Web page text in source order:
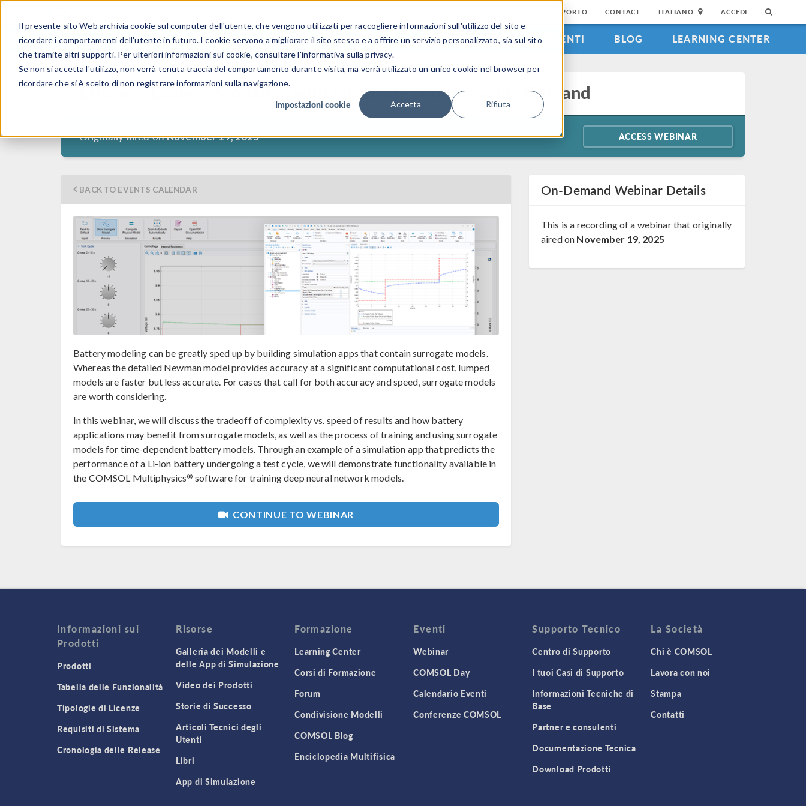
Il presente sito Web archivia cookie sul computer dell'utente, che vengono utilizzati per raccogliere informazioni sull'utilizzo del sito e
ricordare i comportamenti dell'utente in futuro. I cookie servono a migliorare il sito stesso e a offrire un servizio personalizzato, sia sul sito
che tramite altri supporti. Per ulteriori informazioni sui cookie, consultare l'informativa sulla privacy.
Se non si accetta l'utilizzo, non verrà tenuta traccia del comportamento durante visita, ma verrà utilizzato un unico cookie nel browser per
ricordare che si è scelto di non registrare informazioni sulla navigazione.
Impostazioni cookie Accetta Rifiuta
CENTRO DI SUPPORTO CONTACT ITALIANO ACCEDI
PRODOTTI SETTORI INDUSTRIALI GALLERIA DEI VIDEO EVENTI BLOG LEARNING CENTER
Efficient Battery Modeling with Surrogate Models — On Demand
Originally aired onNovember 19, 2025 ACCESS WEBINAR
BACK TO EVENTS CALENDAR
Battery modeling can be greatly sped up by building simulation apps that contain surrogate models.
Whereas the detailed Newman model provides accuracy at a significant computational cost, lumped
models are faster but less accurate. For cases that call for both accuracy and speed, surrogate models
are worth considering.
In this webinar, we will discuss the tradeoff of complexity vs. speed of results and how battery
applications may benefit from surrogate models, as well as the process of training and using surrogate
models for time-dependent battery models. Through an example of a simulation app that predicts the
performance of a Li-ion battery undergoing a test cycle, we will demonstrate functionality available in
the COMSOL Multiphysics® software for training deep neural network models.
CONTINUE TO WEBINAR
On-Demand Webinar Details
This is a recording of a webinar that originally
aired on November 19, 2025
Informazioni sui
Prodotti
Prodotti
Tabella delle Funzionalità
Tipologie di Licenze
Requisiti di Sistema
Cronologia delle Release
Risorse
Galleria dei Modelli e
delle App di Simulazione
Video dei Prodotti
Storie di Successo
Articoli Tecnici degli
Utenti
Libri
App di Simulazione
Formazione
Learning Center
Corsi di Formazione
Forum
Condivisione Modelli
COMSOL Blog
Enciclopedia Multifisica
Eventi
Webinar
COMSOL Day
Calendario Eventi
Conferenze COMSOL
Supporto Tecnico
Centro di Supporto
I tuoi Casi di Supporto
Informazioni Tecniche di
Base
Partner e consulenti
Documentazione Tecnica
Download Prodotti
La Società
Chi è COMSOL
Lavora con noi
Stampa
Contatti